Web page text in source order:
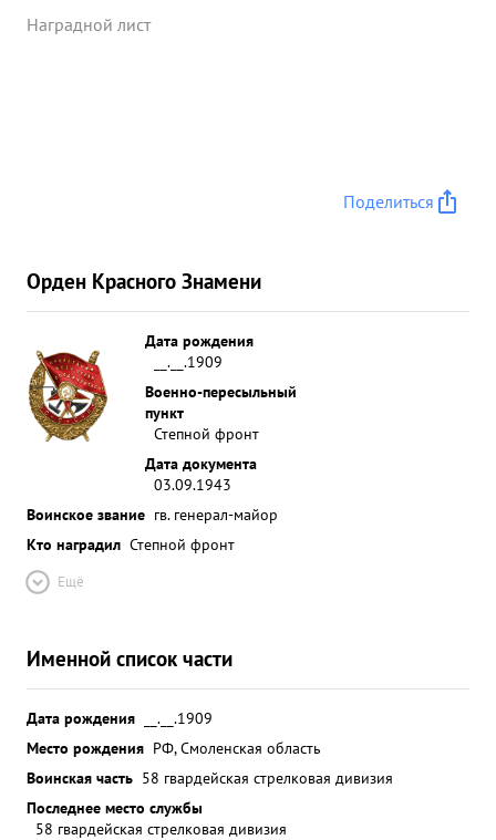
Наградной лист
Поделиться
Орден Красного Знамени
Дата рождения
__.__.1909
Военно-пересыльный
пункт
Степной фронт
Дата документа
03.09.1943
Воинское звание гв. генерал-майор
Кто наградил Степной фронт
Ещё
Именной список части
Дата рождения
__.__.1909
Место рождения РФ, Смоленская область
Воинская часть 58 гвардейская стрелковая дивизия
Последнее место службы
58 гвардейская стрелковая дивизия